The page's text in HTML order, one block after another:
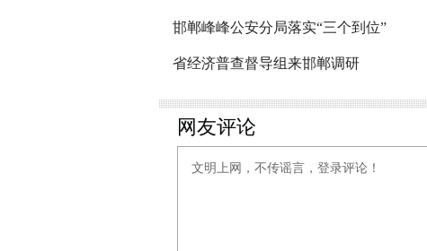
邯郸峰峰公安分局落实“三个到位”
省经济普查督导组来邯郸调研